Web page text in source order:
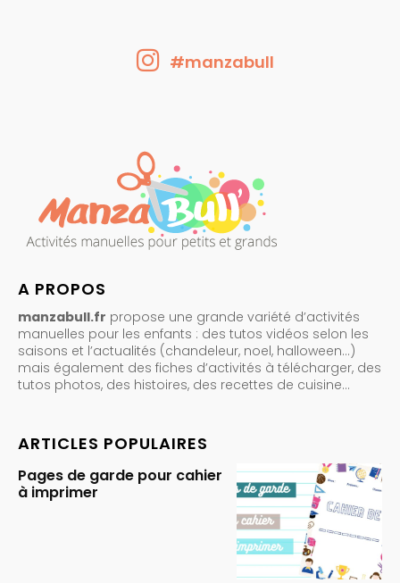
#manzabull
A PROPOS
manzabull.fr propose une grande variété d’activités
manuelles pour les enfants : des tutos vidéos selon les
saisons et l’actualités (chandeleur, noel, halloween…)
mais également des fiches d’activités à télécharger, des
tutos photos, des histoires, des recettes de cuisine…
ARTICLES POPULAIRES
Pages de garde pour cahier
à imprimer